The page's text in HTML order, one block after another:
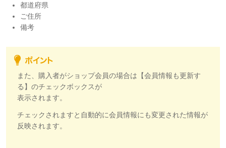
都道府県
ご住所
備考
また、購入者がショップ会員の場合は【会員情報も更新す
る】のチェックボックスが
表示されます。
チェックされますと自動的に会員情報にも変更された情報が
反映されます。